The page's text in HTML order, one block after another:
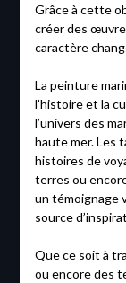
Grâce à cette
créer des
caractère
La peinture
l’histoire et la
l’univers des
haute mer. Les
histoires de
terres ou
un témoignage
source
Que ce soit à
ou encore des